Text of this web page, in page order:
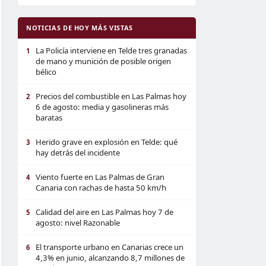
NOTICIAS DE HOY MÁS VISTAS
1
La Policía interviene en Telde tres granadas
de mano y munición de posible origen
bélico
2
Precios del combustible en Las Palmas hoy
6 de agosto: media y gasolineras más
baratas
3
Herido grave en explosión en Telde: qué
hay detrás del incidente
4
Viento fuerte en Las Palmas de Gran
Canaria con rachas de hasta 50 km/h
5
Calidad del aire en Las Palmas hoy 7 de
agosto: nivel Razonable
6
El transporte urbano en Canarias crece un
4,3% en junio, alcanzando 8,7 millones de